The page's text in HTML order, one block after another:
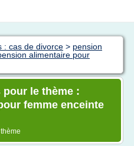
: cas de divorce > pension
alimentaire pour
le thème :
femme enceinte